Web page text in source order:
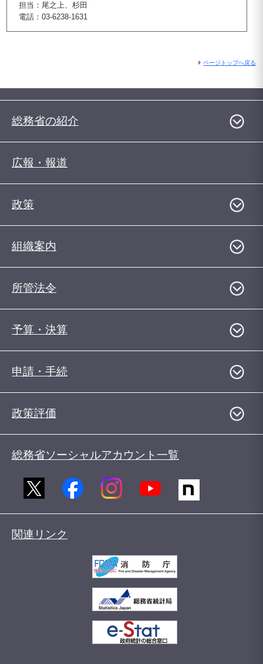
担当：尾之上、杉田
電話：03-6238-1631
ページトップへ戻る
総務省の紹介
広報・報道
政策
組織案内
所管法令
予算・決算
申請・手続
政策評価
総務省ソーシャルアカウント一覧
関連リンク